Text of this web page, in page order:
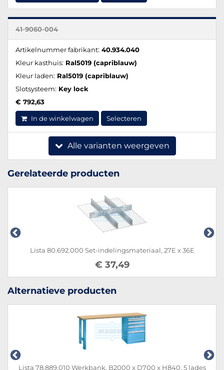
41-9060-004
Artikelnummer fabrikant: 40.934.040
Kleur kasthuis: Ral5019 (capriblauw)
Kleur laden: Ral5019 (capriblauw)
Slotsysteem: Key lock
€ 792,63
In de winkelwagen Selecteren
Alle varianten weergeven
Gerelateerde producten
Lista 80.692.000 Set-indelingsmateriaal, 27E x 36E
€ 37,49
Alternatieve producten
Lista 78.889.010 Werkbank, B2000 x D700 x H840, 5 lades